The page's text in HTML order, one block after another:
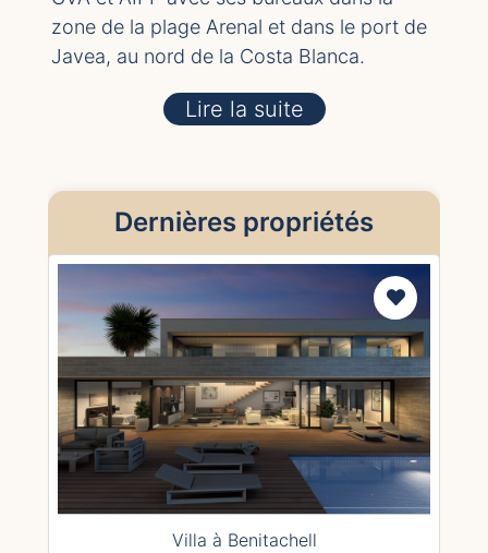
zone de la plage Arenal et dans le port de
Javea, au nord de la Costa Blanca.
Lire la suite
Dernières propriétés
Villa à Benitachell